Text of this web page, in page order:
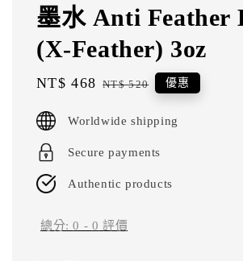
墨水 Anti Feather
(X-Feather) 3oz
Sale
NT$ 468 Regular
NT$ 520 優惠
Worldwide shipping
Secure payments
Authentic products
總分:0 - 0 評價